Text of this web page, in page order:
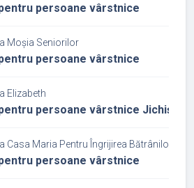
persoane vârstnice
Moșia Seniorilor
persoane vârstnice
Elizabeth
persoane vârstnice Jichișu
Casa Maria Pentru Îngrijirea Bătrânilor
persoane vârstnice